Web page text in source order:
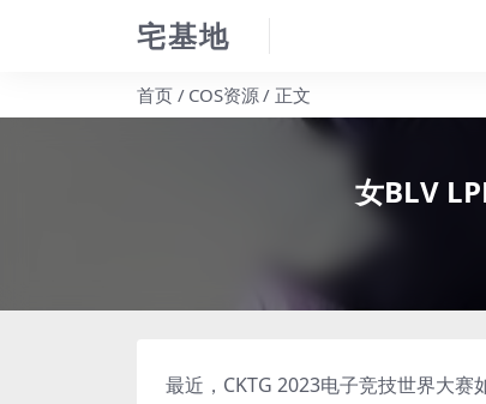
宅基地
首页 COS资源 正文
女BLV
最近，CKTG 2023电子竞技世界大